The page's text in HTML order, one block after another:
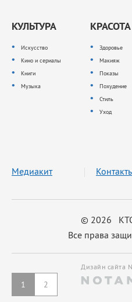
1 2
КУЛЬТУРА
Искусство
Кино и сериалы
Книги
Музыка
КРАСОТА
Здоровье
Макияж
Показы
Похудение
Стиль
Уход
© 2026
Все права
Медиакит
Дизайн сайта